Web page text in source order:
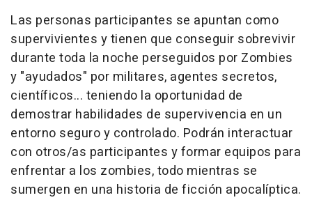
Las personas participantes se apuntan como
supervivientes y tienen que conseguir sobrevivir
durante toda la noche perseguidos por Zombies
y "ayudados" por militares, agentes secretos,
científicos... teniendo la oportunidad de
demostrar habilidades de supervivencia en un
entorno seguro y controlado. Podrán interactuar
con otros/as participantes y formar equipos para
enfrentar a los zombies, todo mientras se
sumergen en una historia de ficción apocalíptica.